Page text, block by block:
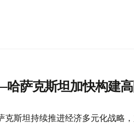
萨克斯坦加快构建
克斯坦持续推进经济多元化战略